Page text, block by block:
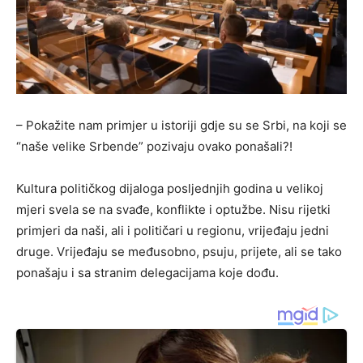
– Pokažite nam primjer u istoriji gdje su se Srbi, na koji se
“naše velike Srbende” pozivaju ovako ponašali?!
Kultura političkog dijaloga posljednjih godina u velikoj
mjeri svela se na svađe, konflikte i optužbe. Nisu rijetki
primjeri da naši, ali i političari u regionu, vrijeđaju jedni
druge. Vrijeđaju se međusobno, psuju, prijete, ali se tako
ponašaju i sa stranim delegacijama koje dođu.